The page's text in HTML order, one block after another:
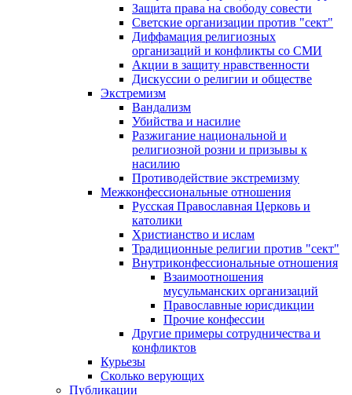
Защита права на свободу совести
Светские организации против "сект"
Диффамация религиозных
организаций и конфликты со СМИ
Акции в защиту нравственности
Дискуссии о религии и обществе
Экстремизм
Вандализм
Убийства и насилие
Разжигание национальной и
религиозной розни и призывы к
насилию
Противодействие экстремизму
Межконфессиональные отношения
Русская Православная Церковь и
католики
Христианство и ислам
Традиционные религии против "сект"
Внутриконфессиональные отношения
Взаимоотношения
мусульманских организаций
Православные юрисдикции
Прочие конфессии
Другие примеры сотрудничества и
конфликтов
Курьезы
Сколько верующих
Публикации